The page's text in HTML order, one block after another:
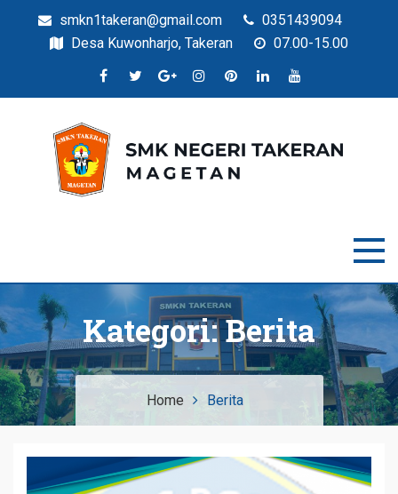
smkn1takeran@gmail.com
0351439094
Desa Kuwonharjo, Takeran
07.00-15.00
Situs Resmi SMKN Takeran
Kategori:Berita
Home Berita